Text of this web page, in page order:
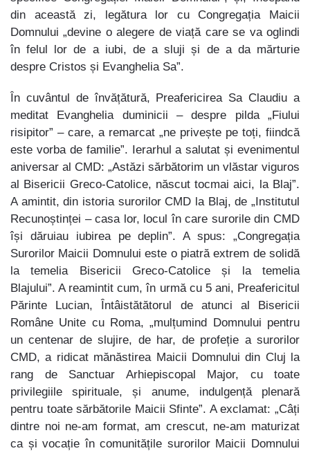
din această zi, legătura lor cu Congregația Maicii
Domnului „devine o alegere de viață care se va oglindi
în felul lor de a iubi, de a sluji și de a da mărturie
despre Cristos și Evanghelia Sa”.
În cuvântul de învățătură, Preafericirea Sa Claudiu a
meditat Evanghelia duminicii – despre pilda „Fiului
risipitor” – care, a remarcat „ne privește pe toți, fiindcă
este vorba de familie”. Ierarhul a salutat și evenimentul
aniversar al CMD: „Astăzi sărbătorim un vlăstar viguros
al Bisericii Greco-Catolice, născut tocmai aici, la Blaj”.
A amintit, din istoria surorilor CMD la Blaj, de „Institutul
Recunoștinței – casa lor, locul în care surorile din CMD
își dăruiau iubirea pe deplin”. A spus: „Congregația
Surorilor Maicii Domnului este o piatră extrem de solidă
la temelia Bisericii Greco-Catolice și la temelia
Blajului”. A reamintit cum, în urmă cu 5 ani, Preafericitul
Părinte Lucian, Întâistătătorul de atunci al Bisericii
Române Unite cu Roma, „mulțumind Domnului pentru
un centenar de slujire, de har, de profeție a surorilor
CMD, a ridicat mănăstirea Maicii Domnului din Cluj la
rang de Sanctuar Arhiepiscopal Major, cu toate
privilegiile spirituale, și anume, indulgență plenară
pentru toate sărbătorile Maicii Sfinte”. A exclamat: „Câți
dintre noi ne-am format, am crescut, ne-am maturizat
ca și vocație în comunitățile surorilor Maicii Domnului